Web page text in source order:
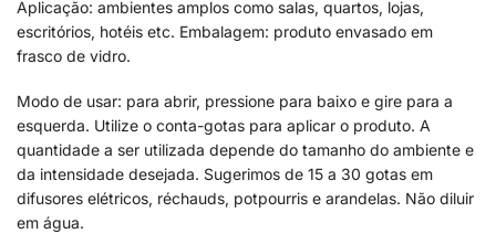
Aplicação: ambientes amplos como salas, quartos, lojas,
escritórios, hotéis etc. Embalagem: produto envasado em
frasco de vidro.
Modo de usar: para abrir, pressione para baixo e gire para a
esquerda. Utilize o conta-gotas para aplicar o produto. A
quantidade a ser utilizada depende do tamanho do ambiente e
da intensidade desejada. Sugerimos de 15 a 30 gotas em
difusores elétricos, réchauds, potpourris e arandelas. Não diluir
em água.